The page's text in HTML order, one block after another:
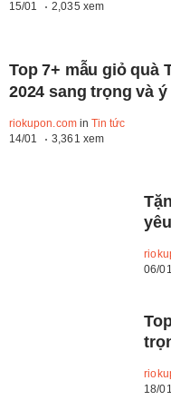
15/01
2,035 xem
Top 7+ mẫu giỏ quà
2024 sang trọng và
riokupon.comin Tin tức
14/01
3,361 xem
06/01
18/01